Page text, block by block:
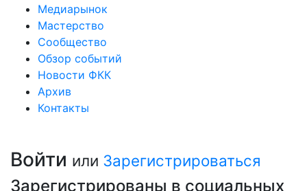
Медиарынок
Мастерство
Сообщество
Обзор событий
Новости ФКК
Архив
Контакты
Войти или Зарегистрироваться
Зарегистрированы в социальных